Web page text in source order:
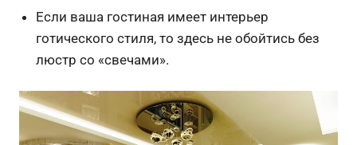
Если ваша гостиная имеет интерьер
готического стиля, то здесь не обойтись без
люстр со «свечами».